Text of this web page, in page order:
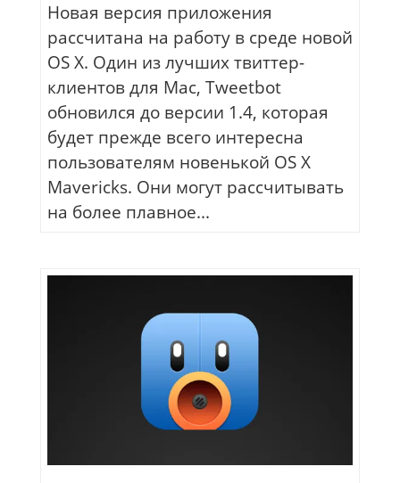
Новая версия приложения
рассчитана на работу в среде новой
OS X. Один из лучших твиттер-
клиентов для Mac, Tweetbot
обновился до версии 1.4, которая
будет прежде всего интересна
пользователям новенькой OS X
Mavericks. Они могут рассчитывать
на более плавное...